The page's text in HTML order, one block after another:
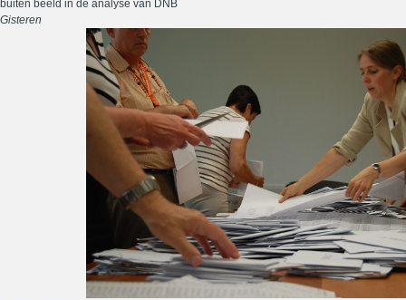
buiten beeld in de analyse van DNB
Gisteren